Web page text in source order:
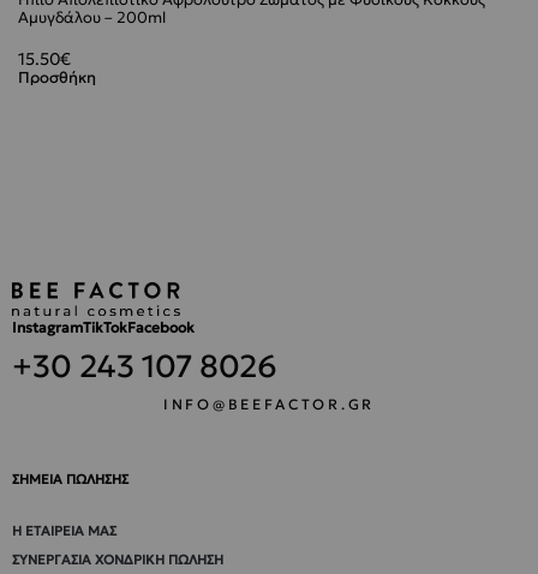
Αμυγδάλου – 200ml
15.50€
Προσθήκη
InstagramTikTokFacebook
+30 243 107 8026
INFO@BEEFACTOR.GR
ΣΗΜΕΙΑ ΠΩΛΗΣΗΣ
Η ΕΤΑΙΡΕΊΑ ΜΑΣ
ΣΥΝΕΡΓΑΣΊΑ ΧΟΝΔΡΙΚΉ ΠΏΛΗΣΗ